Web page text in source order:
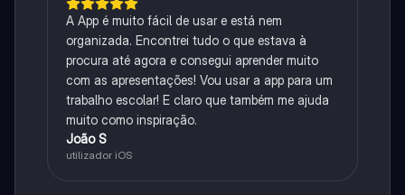
A App é muito fácil de usar e está nem
organizada. Encontrei tudo o que estava à
procura até agora e consegui aprender muito
com as apresentações! Vou usar a app para um
trabalho escolar! E claro que também me ajuda
muito como inspiração.
João S
utilizador iOS